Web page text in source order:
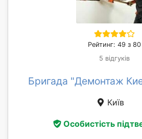
Рейтинг: 49 з 80
5 відгуків
Бригада "Демонтаж
Київ
Особистість